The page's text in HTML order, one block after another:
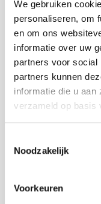
We gebruiken
personaliseren, om
en om ons
informatie over uw
partners voor social
partners kunnen
informatie die u aan
verzameld op basis
Noodzakelijk
Voorkeuren
Koolzaadwas lost
makkelijk uit te
Deze koolzaadwas
combinatie met de